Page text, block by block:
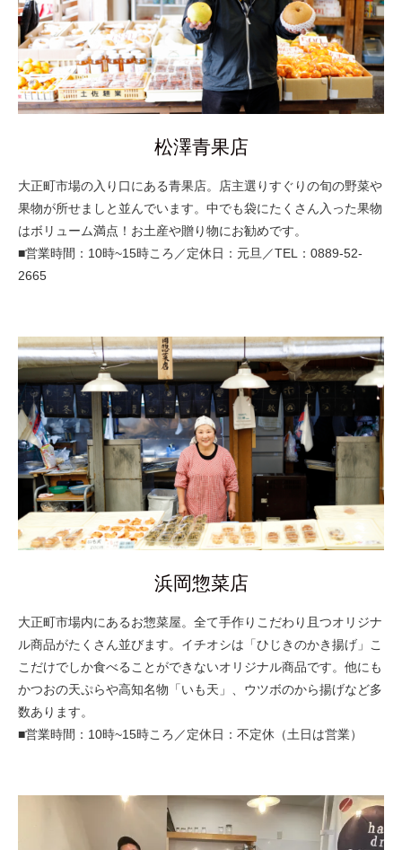
松澤青果店
大正町市場の入り口にある青果店。店主選りすぐりの旬の野菜や
果物が所せましと並んでいます。中でも袋にたくさん入った果物
はボリューム満点！お土産や贈り物にお勧めです。
■営業時間：10時~15時ころ／定休日：元旦／TEL：0889-52-
2665
浜岡惣菜店
大正町市場内にあるお惣菜屋。全て手作りこだわり且つオリジナ
ル商品がたくさん並びます。イチオシは「ひじきのかき揚げ」こ
こだけでしか食べることができないオリジナル商品です。他にも
かつおの天ぷらや高知名物「いも天」、ウツボのから揚げなど多
数あります。
■営業時間：10時~15時ころ／定休日：不定休（土日は営業）